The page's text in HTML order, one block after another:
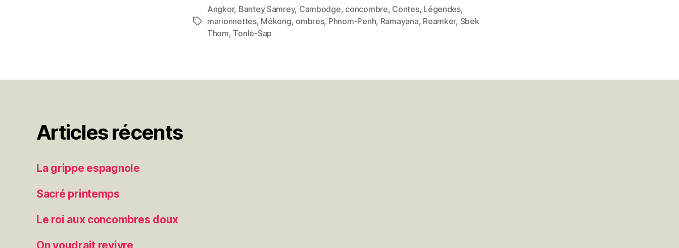
concombres
doux »
Étiquettes
Angkor, Bantey Samrey, Cambodge, concombre, Contes, Légendes,
marionnettes, Mékong, ombres, Phnom-Penh, Ramayana, Reamker, Sbek
Thom, Tonlé-Sap
Articles récents
La grippe espagnole
Sacré printemps
Le roi aux concombres doux
On voudrait revivre